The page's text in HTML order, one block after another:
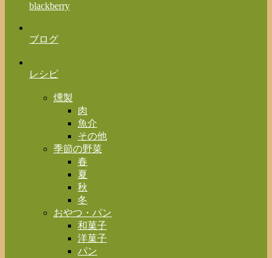
blackberry
ブログ
レシピ
燻製
肉
魚介
その他
季節の野菜
春
夏
秋
冬
おやつ・パン
和菓子
洋菓子
パン